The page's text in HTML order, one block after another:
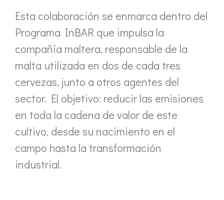
Esta colaboración se enmarca dentro del
Programa InBAR que impulsa la
compañía maltera, responsable de la
malta utilizada en dos de cada tres
cervezas, junto a otros agentes del
sector. El objetivo: reducir las emisiones
en toda la cadena de valor de este
cultivo, desde su nacimiento en el
campo hasta la transformación
industrial.